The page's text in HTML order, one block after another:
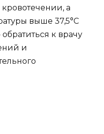
а
выше 37,5°C
к врачу
и